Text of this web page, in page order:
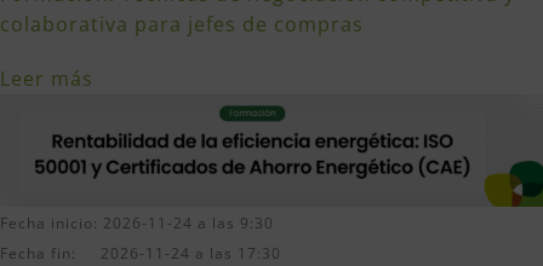
colaborativa para jefes de compras
Leer más
Fecha inicio: 2026-11-24 a las 9:30
Fecha fin: 2026-11-24 a las 17:30